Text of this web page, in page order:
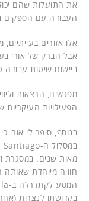
את התועלות שהם
העבודה עם הספקים
אלו אזורים
אבל הברק של אורי
ביישום שיטות עבודה
מפגשים, הרצאות
הפעילויות העיקריות
בנוסף, סיפר לי אורי
חוויה מיוחדת שאותה
בקדושתו לנצרות